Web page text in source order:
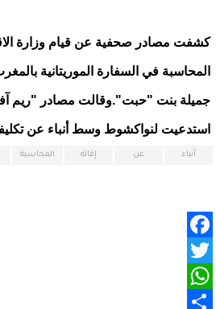
كشفت مصادر صحفية عن قيام وزارة
المحاسبة في السفارة الموريتانية
جميلة بنت "حبت".وقالت مصادر "ريم
استدعيت لنواكشوط وسط أنباء عن
أنباء عن إقالة المحاسبة
Facebook
Twitter
WhatsApp